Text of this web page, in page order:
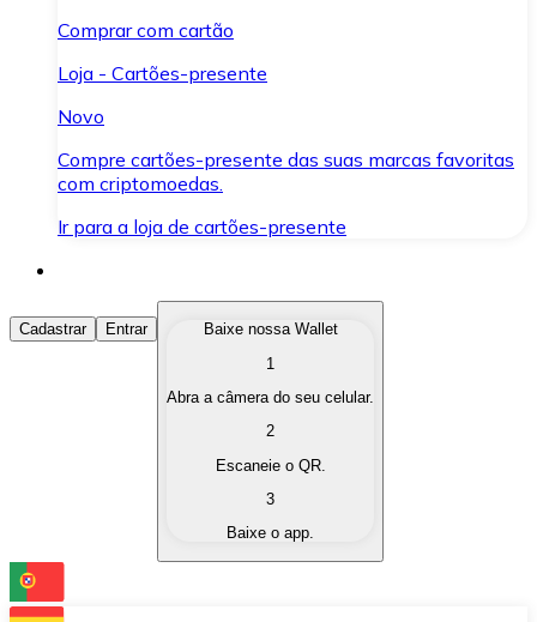
Comprar com cartão
Loja - Cartões-presente
Novo
Compre cartões-presente das suas marcas favoritas
com criptomoedas.
Ir para a loja de cartões-presente
Comprar Criptomoedas
Compre as criptomoedas de seu interesse de forma
Converta suas criptomoedas em moeda fiduciária
Troque uma criptomoeda por outra
Cadastrar Entrar
Baixe nossa Wallet
1
Abra a câmera do seu celular.
2
Escaneie o QR.
3
Baixe o app.